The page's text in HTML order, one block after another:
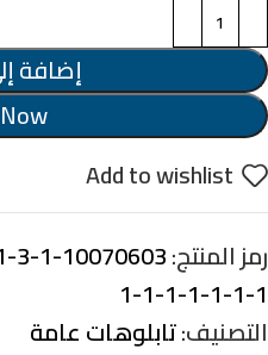
إضافة
Add to wishlist
رمز المنتج:
1-1-1-1-1-1-1
التصنيف:تابلوهات عامة